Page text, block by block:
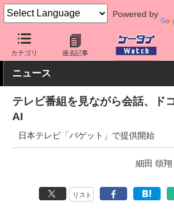
Powered by
カテゴリ 過去記事
ケータイ Watch 最新技術/その他 AI
ニュース
テレビ番組を見ながら会話、ド
AI
日本テレビ「バゲット」で提供開始
細田 頌翔
リスト